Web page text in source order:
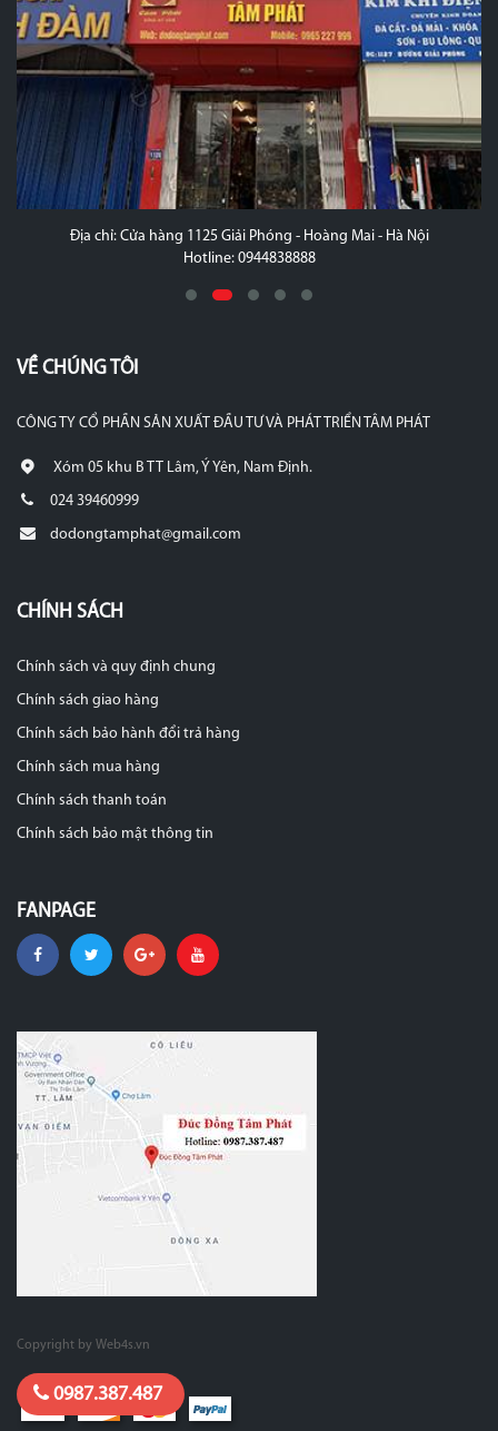
Địa chỉ: Cửa hàng 1125 Giải Phóng - Hoàng Mai - Hà Nội
Hotline: 0944838888
VỀ CHÚNG TÔI
CÔNG TY CỔ PHẦN SẢN XUẤT ĐẦU TƯ VÀ PHÁT TRIỂN TÂM PHÁT
Xóm 05 khu B TT Lâm, Ý Yên, Nam Định.
024 39460999
dodongtamphat@gmail.com
CHÍNH SÁCH
Chính sách và quy định chung
Chính sách giao hàng
Chính sách bảo hành đổi trả hàng
Chính sách mua hàng
Chính sách thanh toán
Chính sách bảo mật thông tin
FANPAGE
Copyright by Web4s.vn
0987.387.487